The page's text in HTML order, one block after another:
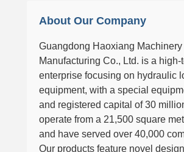
About Our Company
Guangdong Haoxiang Machinery
Manufacturing Co., Ltd. is a high-
enterprise focusing on hydraulic
equipment, with a special
and registered capital of 30
operate from a 21,500 square
and have served over 40,000
Our products feature novel